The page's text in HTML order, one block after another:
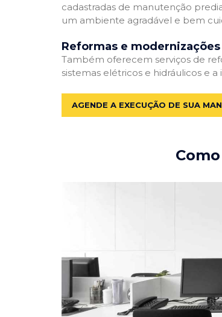
cadastradas de manutenção
um ambiente agradável e bem
Reformas e modernizações
Também oferecem serviços de
sistemas elétricos e hidráulicos e
AGENDE A EXECUÇÃO DE SUA